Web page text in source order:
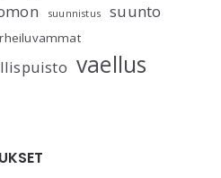
suunnistus suunto
vaellus